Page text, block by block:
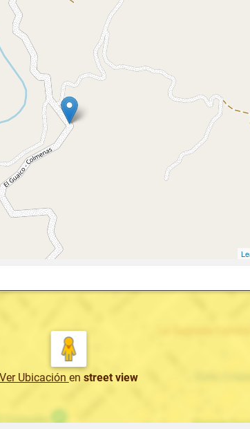
Ver Ubicación en street view